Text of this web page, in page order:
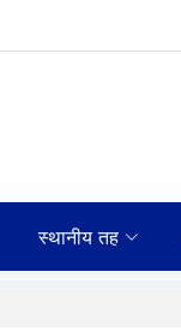
स्थानीय तह